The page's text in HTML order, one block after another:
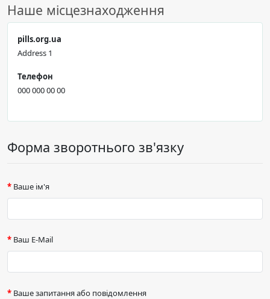
Наше місцезнаходження
pills.org.ua
Address 1
Телефон
000 000 00 00
Форма зворотнього зв'язку
Ваше ім'я
Ваш E-Mail
Ваше запитання або повідомлення